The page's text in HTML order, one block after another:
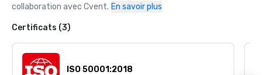
collaboration avec Cvent. En savoir plus
Certificats (3)
ISO 50001:2018